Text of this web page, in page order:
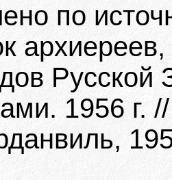
по
Русской
1956 г.